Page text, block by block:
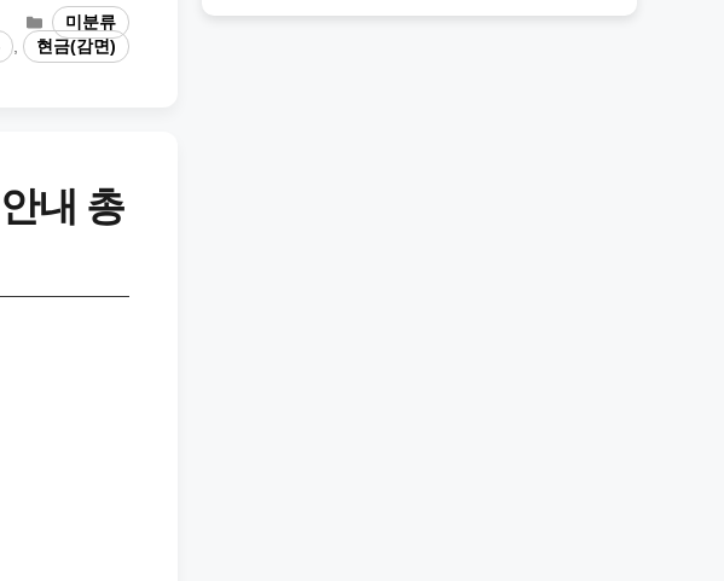
카
테
고
미분류
, 현금(감면)
내 총